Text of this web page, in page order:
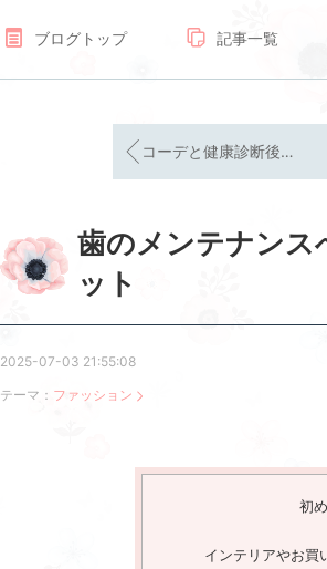
ブログトップ 記事一覧
コーデと健康診断後の食事。バリウムつらい…
歯のメンテナンス
ット
2025-07-03 21:55:08
テーマ： ファッション
初
インテリアやお買